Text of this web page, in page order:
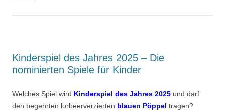
Kinderspiel des Jahres 2025 – Die
nominierten Spiele für Kinder
Welches Spiel wird Kinderspiel des Jahres 2025 und darf
den begehrten lorbeerverzierten blauen Pöppel tragen?